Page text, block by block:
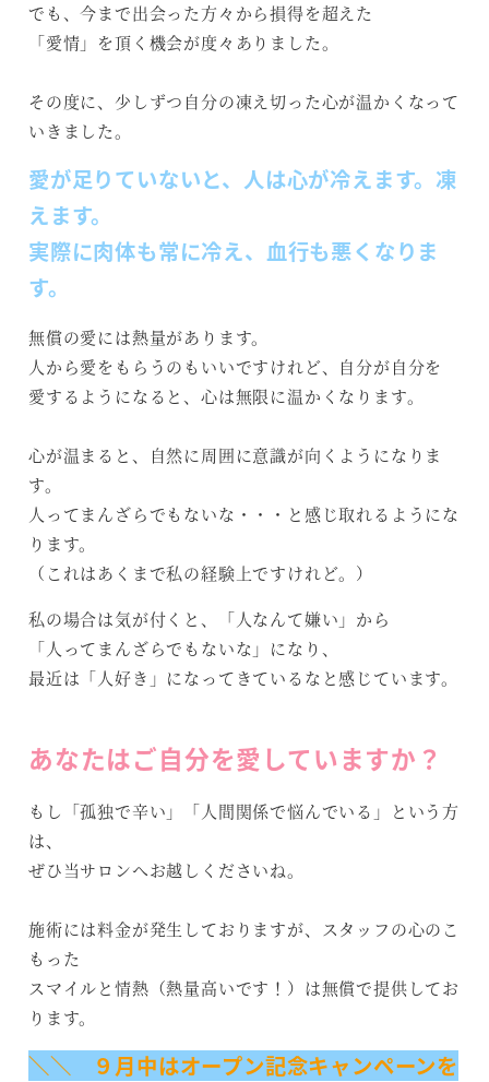
でも、今まで出会った方々から損得を超えた
「愛情」を頂く機会が度々ありました。
その度に、少しずつ自分の凍え切った心が温かくなって
いきました。
愛が足りていないと、人は心が冷えます。凍
えます。
実際に肉体も常に冷え、血行も悪くなりま
す。
無償の愛には熱量があります。
人から愛をもらうのもいいですけれど、自分が自分を
愛するようになると、心は無限に温かくなります。
心が温まると、自然に周囲に意識が向くようになりま
す。
人ってまんざらでもないな・・・と感じ取れるようにな
ります。
（これはあくまで私の経験上ですけれど。）
私の場合は気が付くと、「人なんて嫌い」から
「人ってまんざらでもないな」になり、
最近は「人好き」になってきているなと感じています。
あなたはご自分を愛していますか？
もし「孤独で辛い」「人間関係で悩んでいる」という方
は、
ぜひ当サロンへお越しくださいね。
施術には料金が発生しておりますが、スタッフの心のこ
もった
スマイルと情熱（熱量高いです！）は無償で提供してお
ります。
＼＼ ９月中はオープン記念キャンペーンを